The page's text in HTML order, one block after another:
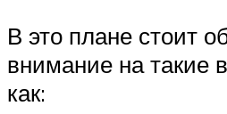
В это плане стоит
внимание на такие
как: